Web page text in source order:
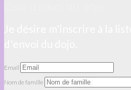
Email
Nom de famille